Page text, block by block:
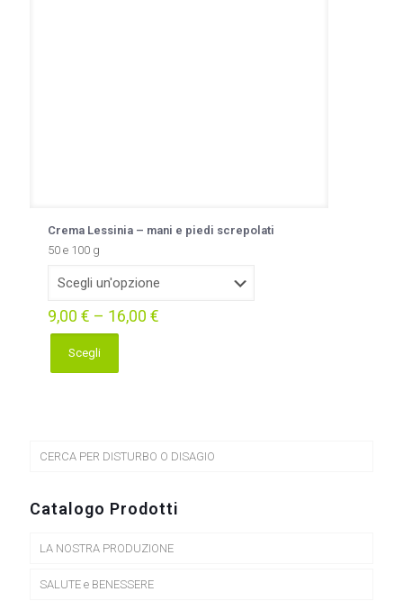
Crema Lessinia – mani e piedi screpolati
50 e 100 g
9,00 € – 16,00 €
Scegli
Questo
prodotto
opzioni
scelte
pagina
prodotto
CERCA PER DISTURBO O DISAGIO
Catalogo Prodotti
LA NOSTRA PRODUZIONE
SALUTE e BENESSERE